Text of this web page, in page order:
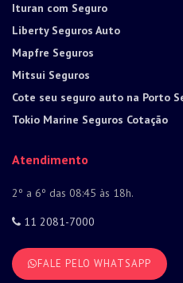
Ituran com Seguro
Liberty Seguros Auto
Mapfre Seguros
Mitsui Seguros
Cote seu seguro auto na Porto
Tokio Marine Seguros Cotação
Atendimento
2º a 6º das 08:45 às 18h.
11 2081-7000
FALE PELO WHATSAPP